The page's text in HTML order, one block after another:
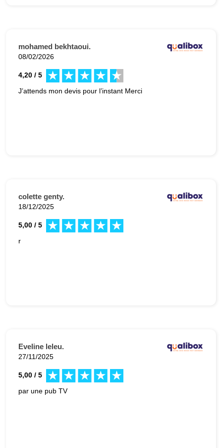
mohamed bekhtaoui.
08/02/2026
4,20 / 5
J’attends mon devis pour l’instant Merci
colette genty.
18/12/2025
5,00 / 5
r
Eveline leleu.
27/11/2025
5,00 / 5
par une pub TV